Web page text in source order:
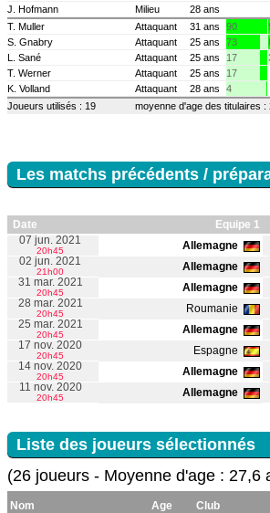
J. Hofmann
Milieu
28 ans
T. Muller
Attaquant 31 ans 90
S. Gnabry
Attaquant 25 ans 73
L. Sané
Attaquant 25 ans 17
T. Werner
Attaquant 25 ans 17
K. Volland
Attaquant 28 ans 4
Joueurs utilisés : 19
moyenne d'age des titulaires :
Les matchs précédents /
Date Equipe 1
07 jun. 2021
20h45 Allemagne
02 jun. 2021
21h00 Allemagne
31 mar. 2021
20h45 Allemagne
28 mar. 2021
20h45 Roumanie
25 mar. 2021
20h45 Allemagne
17 nov. 2020
20h45 Espagne
14 nov. 2020
20h45 Allemagne
11 nov. 2020
20h45 Allemagne
Liste des joueurs sélectionnés
(26 joueurs - Moyenne d'age : 27,6
Nom Age Club